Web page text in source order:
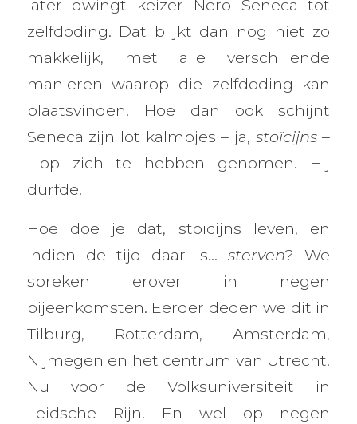
later dwingt keizer Nero Seneca tot
zelfdoding. Dat blijkt dan nog niet zo
makkelijk, met alle verschillende
manieren waarop die zelfdoding kan
plaatsvinden. Hoe dan ook schijnt
Seneca zijn lot kalmpjes – ja, stoïcijns –
op zich te hebben genomen. Hij
durfde.
Hoe doe je dat, stoïcijns leven, en
indien de tijd daar is…sterven? We
spreken erover in negen
bijeenkomsten. Eerder deden we dit in
Tilburg, Rotterdam, Amsterdam,
Nijmegen en het centrum van Utrecht.
Nu voor de Volksuniversiteit in
Leidsche Rijn. En wel op negen